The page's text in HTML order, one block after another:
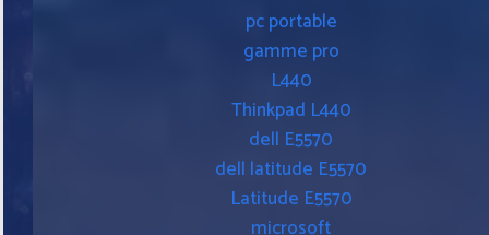
pc portable
gamme pro
L440
Thinkpad L440
dell E5570
dell latitude E5570
Latitude E5570